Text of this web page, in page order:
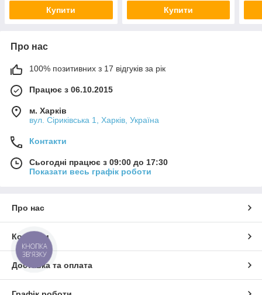
Купити Купити
Про нас
100% позитивних з 17 відгуків за рік
Працює з 06.10.2015
м. Харків
вул. Сіриківська 1, Харків, Україна
Контакти
Сьогодні працює з 09:00 до 17:30
Показати весь графік роботи
Про нас
Контакти
Доставка та оплата
КНОПКА
ЗВ'ЯЗКУ